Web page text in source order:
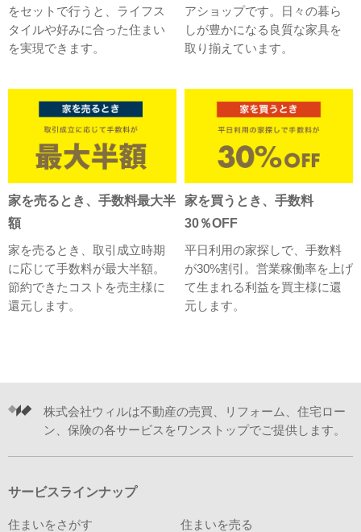
をセットで行うと、ライフス
タイルや好みに合った住まい
を実現できます。
アショップです。日々の暮ら
しが豊かになる良質な家具を
取り揃えています。
家を売るとき、手数料最大半
額
家を売るとき、取引成立時期
に応じて手数料が最大半額。
節約できたコストを売主様に
還元します。
家を買うとき、手数料
30％OFF
平日利用の家探しで、手数料
が30%割引。営業稼働率を上げ
て生まれる利益を買主様に還
元します。
株式会社ウィルは不動産の売買、リフォーム、住宅ロー
ン、保険の各サービスをワンストップでご提供します。
サービスラインナップ
住まいをさがす 住まいを売る